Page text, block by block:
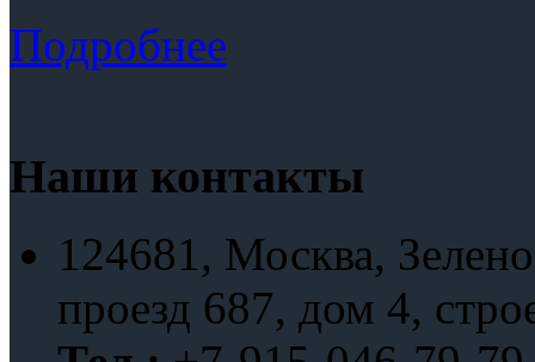
Подробнее
Наши контакты
124681, Москва,
проезд 687, дом 4,